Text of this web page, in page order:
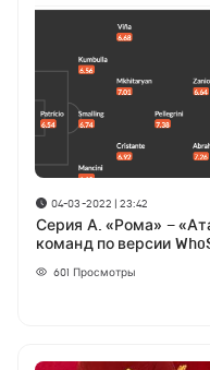
04-03-2022 | 23:42
Серия А. «Рома» –
команд по версии
601 Просмотры